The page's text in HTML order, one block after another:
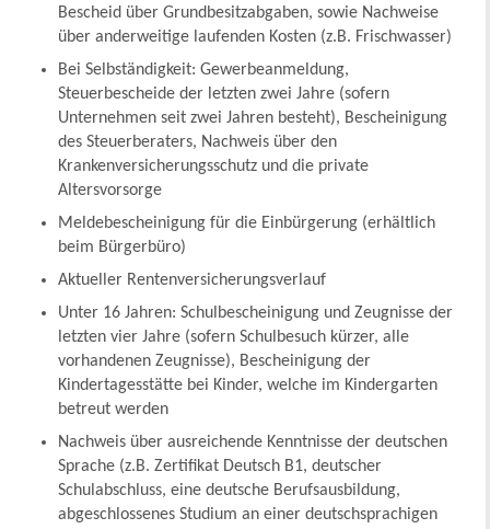
Bescheid über Grundbesitzabgaben, sowie Nachweise
über anderweitige laufenden Kosten (z.B. Frischwasser)
Bei Selbständigkeit: Gewerbeanmeldung,
Steuerbescheide der letzten zwei Jahre (sofern
Unternehmen seit zwei Jahren besteht), Bescheinigung
des Steuerberaters, Nachweis über den
Krankenversicherungsschutz und die private
Altersvorsorge
Meldebescheinigung für die Einbürgerung (erhältlich
beim Bürgerbüro)
Aktueller Rentenversicherungsverlauf
Unter 16 Jahren: Schulbescheinigung und Zeugnisse der
letzten vier Jahre (sofern Schulbesuch kürzer, alle
vorhandenen Zeugnisse), Bescheinigung der
Kindertagesstätte bei Kinder, welche im Kindergarten
betreut werden
Nachweis über ausreichende Kenntnisse der deutschen
Sprache (z.B. Zertifikat Deutsch B1, deutscher
Schulabschluss, eine deutsche Berufsausbildung,
abgeschlossenes Studium an einer deutschsprachigen